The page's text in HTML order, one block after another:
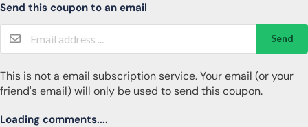
Send this coupon to an email
Send
This is not a email subscription service. Your email (or your
friend's email) will only be used to send this coupon.
Loading comments....